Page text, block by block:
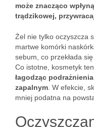
może znacząco
trądzikowej,
Żel nie tylko oczyszcza
martwe komórki
sebum, co przekłada
Co istotne, kosmetyk
łagodząc
zapalnym . W efekcie,
mniej podatna na